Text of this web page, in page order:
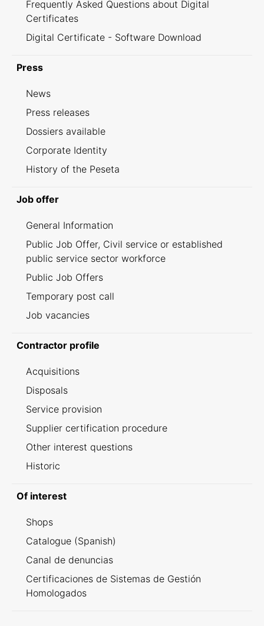
Frequently Asked Questions about Digital
Certificates
Digital Certificate - Software Download
Press
News
Press releases
Dossiers available
Corporate Identity
History of the Peseta
Job offer
General Information
Public Job Offer, Civil service or established
public service sector workforce
Public Job Offers
Temporary post call
Job vacancies
Contractor profile
Acquisitions
Disposals
Service provision
Supplier certification procedure
Other interest questions
Historic
Of interest
Shops
Catalogue (Spanish)
Canal de denuncias
Certificaciones de Sistemas de Gestión
Homologados